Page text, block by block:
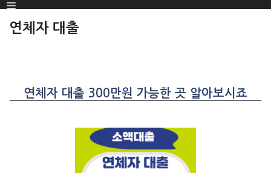
SKIP
TO
Menu
연체자 대출
연체자 대출 300만원 가능한 곳 알아보시죠